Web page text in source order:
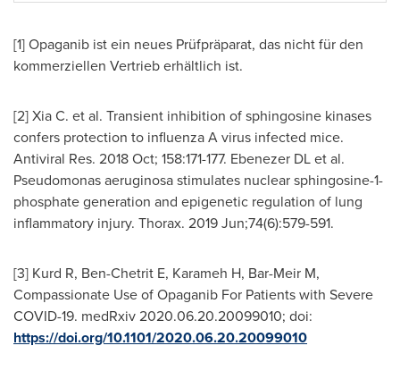
[1] Opaganib ist ein neues Prüfpräparat, das nicht für den
kommerziellen Vertrieb erhältlich ist.
[2] Xia C. et al. Transient inhibition of sphingosine kinases
confers protection to influenza A virus infected mice.
Antiviral Res. 2018 Oct; 158:171-177. Ebenezer DL et al.
Pseudomonas aeruginosa stimulates nuclear sphingosine-1-
phosphate generation and epigenetic regulation of lung
inflammatory injury. Thorax. 2019 Jun;74(6):579-591.
[3] Kurd R, Ben-Chetrit E, Karameh H, Bar-Meir M,
Compassionate Use of Opaganib For Patients with Severe
COVID-19. medRxiv 2020.06.20.20099010; doi:
https://doi.org/10.1101/2020.06.20.20099010